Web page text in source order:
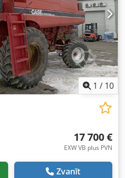
1 / 10
17 700 €
EXW VB plus PVN
Zvanīt